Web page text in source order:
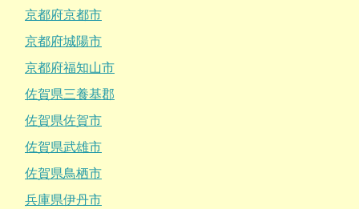
京都府京都市
京都府城陽市
京都府福知山市
佐賀県三養基郡
佐賀県佐賀市
佐賀県武雄市
佐賀県鳥栖市
兵庫県伊丹市